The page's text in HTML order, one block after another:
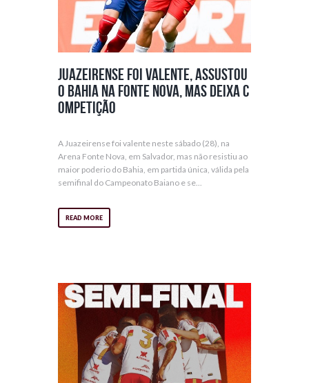
Juazeirense foi valente, assustou
o Bahia na Fonte Nova, mas deixa c
ompetição
A Juazeirense foi valente neste sábado (28), na
Arena Fonte Nova, em Salvador, mas não resistiu ao
maior poderio do Bahia, em partida única, válida pela
semifinal do Campeonato Baiano e se...
READ MORE